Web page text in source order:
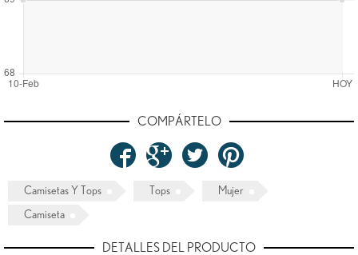
COMPÁRTELO
Camisetas Y Tops Tops Mujer
Camiseta
DETALLES DEL PRODUCTO